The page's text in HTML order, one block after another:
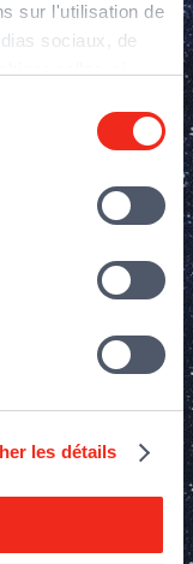
sur l'utilisation de
sociaux, de
de leurs
les détails